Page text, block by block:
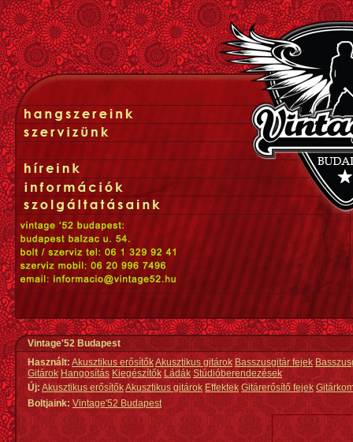
Vintage'52 Budapest
Használt: Akusztikus erősítőkAkusztikus gitárok Basszusgitár fejek
Gitárok Hangosítás Kiegészítők Ládák Stúdióberendezések
Új:Akusztikus erősítőkAkusztikus gitárok Effektek Gitárerősítő fejek
Boltjaink: Vintage'52 Budapest